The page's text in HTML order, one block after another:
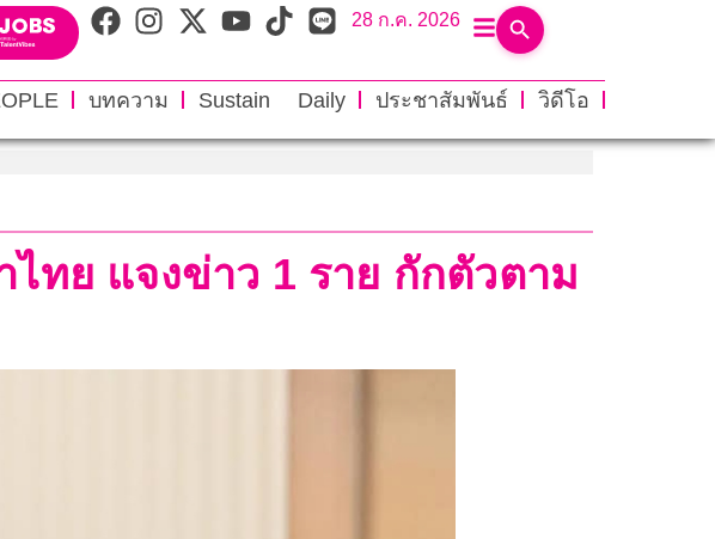
28 ก.ค. 2026
บทความ Sustain Daily ประชาสัมพันธ์
วิดีโอ
ไทย แจงข่าว 1 ราย กักตัวตาม